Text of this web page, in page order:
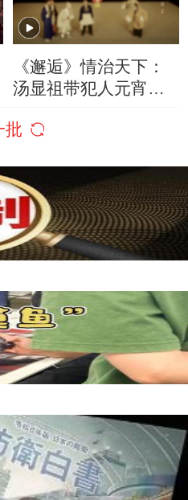
《邂逅》情治天下：
汤显祖带犯人元宵观
批